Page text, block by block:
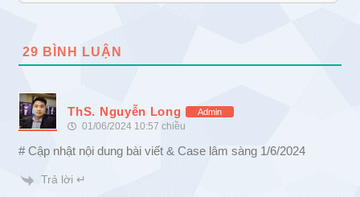
29 BÌNH LUẬN
ThS. Nguyễn Long Admin
01/06/2024 10:57 chiều
# Cập nhật nội dung bài viết & Case lâm sàng 1/6/2024
Trả lời ↵